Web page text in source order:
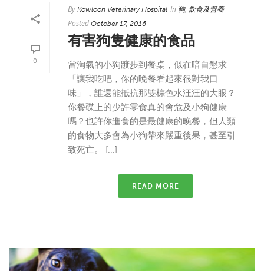
0
By Kowloon Veterinary Hospital In 狗, 飲食及營養
Posted October 17, 2016
有害狗隻健康的食品
當淘氣的小狗踱步到餐桌，似在暗自懇求
「讓我吃吧，你的晚餐看起來很對我口
味」，誰還能抵抗那雙棕色水汪汪的大眼？
你餐碟上的少許零食真的會危及小狗健康
嗎？也許你進食的是最健康的晚餐，但人類
的食物大多會為小狗帶來嚴重後果，甚至引
致死亡。 [...]
READ MORE